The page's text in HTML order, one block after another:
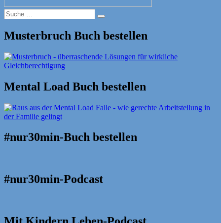
Suche
nach:
Suche
Musterbruch Buch bestellen
Mental Load Buch bestellen
#nur30min-Buch bestellen
#nur30min-Podcast